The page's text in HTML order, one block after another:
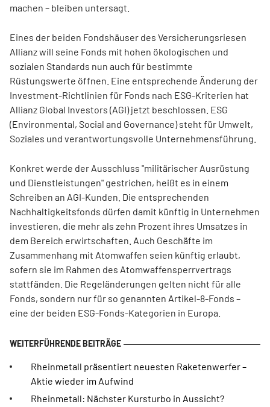
machen – bleiben untersagt.
Eines der beiden Fondshäuser des Versicherungsriesen
Allianz will seine Fonds mit hohen ökologischen und
sozialen Standards nun auch für bestimmte
Rüstungswerte öffnen. Eine entsprechende Änderung der
Investment-Richtlinien für Fonds nach ESG-Kriterien hat
Allianz Global Investors (AGI) jetzt beschlossen. ESG
(Environmental, Social and Governance) steht für Umwelt,
Soziales und verantwortungsvolle Unternehmensführung.
Konkret werde der Ausschluss "militärischer Ausrüstung
und Dienstleistungen" gestrichen, heißt es in einem
Schreiben an AGI-Kunden. Die entsprechenden
Nachhaltigkeitsfonds dürfen damit künftig in Unternehmen
investieren, die mehr als zehn Prozent ihres Umsatzes in
dem Bereich erwirtschaften. Auch Geschäfte im
Zusammenhang mit Atomwaffen seien künftig erlaubt,
sofern sie im Rahmen des Atomwaffensperrvertrags
stattfänden. Die Regeländerungen gelten nicht für alle
Fonds, sondern nur für so genannten Artikel-8-Fonds –
eine der beiden ESG-Fonds-Kategorien in Europa.
Rheinmetall präsentiert neuesten Raketenwerfer –
Aktie wieder im Aufwind
Rheinmetall: Nächster Kursturbo in Aussicht?